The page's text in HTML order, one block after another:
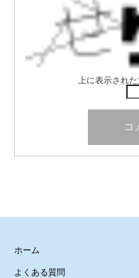
上に表示され
ホーム
よくある質問